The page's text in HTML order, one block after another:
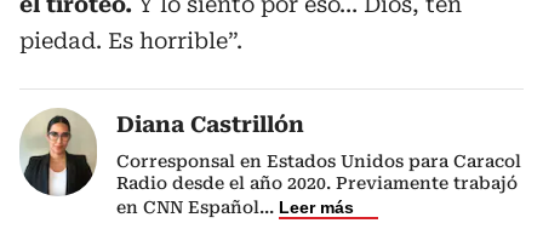
piedad. Es horrible”.
Diana Castrillón
Corresponsal en Estados Unidos para Caracol
Radio desde el año 2020. Previamente trabajó
en CNN Español... Leer más